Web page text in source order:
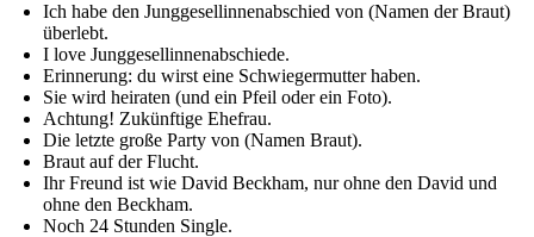
Ich habe den Junggesellinnenabschied von (Namen der Braut)
überlebt.
I love Junggesellinnenabschiede.
Erinnerung: du wirst eine Schwiegermutter haben.
Sie wird heiraten (und ein Pfeil oder ein Foto).
Achtung! Zukünftige Ehefrau.
Die letzte große Party von (Namen Braut).
Braut auf der Flucht.
Ihr Freund ist wie David Beckham, nur ohne den David und
ohne den Beckham.
Noch 24 Stunden Single.